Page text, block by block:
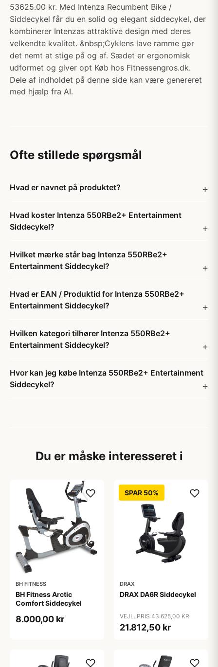
53625.00 kr. Med Intenza Recumbent Bike /
Siddecykel får du en solid og elegant siddecykel, der
kombinerer Intenzas attraktive design med deres
velkendte kvalitet. &nbsp;Cyklens lave ramme gør
det nemt at stige på og af. Sædet er ergonomisk
udformet og giver opt Køb hos Fitnessengros.dk.
Dele af indholdet på denne side kan være genereret
med hjælp fra AI.
Ofte stillede spørgsmål
Hvad er navnet på produktet?
Hvad koster Intenza 550RBe2+ Entertainment
Siddecykel?
Hvilket mærke står bag Intenza 550RBe2+
Entertainment Siddecykel?
Hvad er EAN / Produktid for Intenza 550RBe2+
Entertainment Siddecykel?
Hvilken kategori tilhører Intenza 550RBe2+
Entertainment Siddecykel?
Hvor kan jeg købe Intenza 550RBe2+ Entertainment
Siddecykel?
Du er måske interesseret i
BH FITNESS
BH Fitness Arctic
Comfort Siddecykel
8.000,00 kr
SPAR 50%
DRAX
DRAX DA6R Siddecykel
VEJL. PRIS 43.625,00 KR
21.812,50 kr